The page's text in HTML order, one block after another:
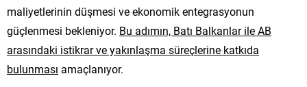
maliyetlerinin düşmesi ve ekonomik entegrasyonun
güçlenmesi bekleniyor. Bu adımın, Batı Balkanlar ile AB
arasındaki istikrar ve yakınlaşma süreçlerine katkıda
bulunması amaçlanıyor.